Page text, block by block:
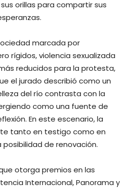
orillas para compartir sus
marcada por
rígidos, violencia sexualizada
reducidos para la protesta,
el jurado describió como un
del río contrasta con la
como una fuente de
En este escenario, la
tanto en testigo como en
de renovación.
otorga premios en las
Internacional, Panorama y